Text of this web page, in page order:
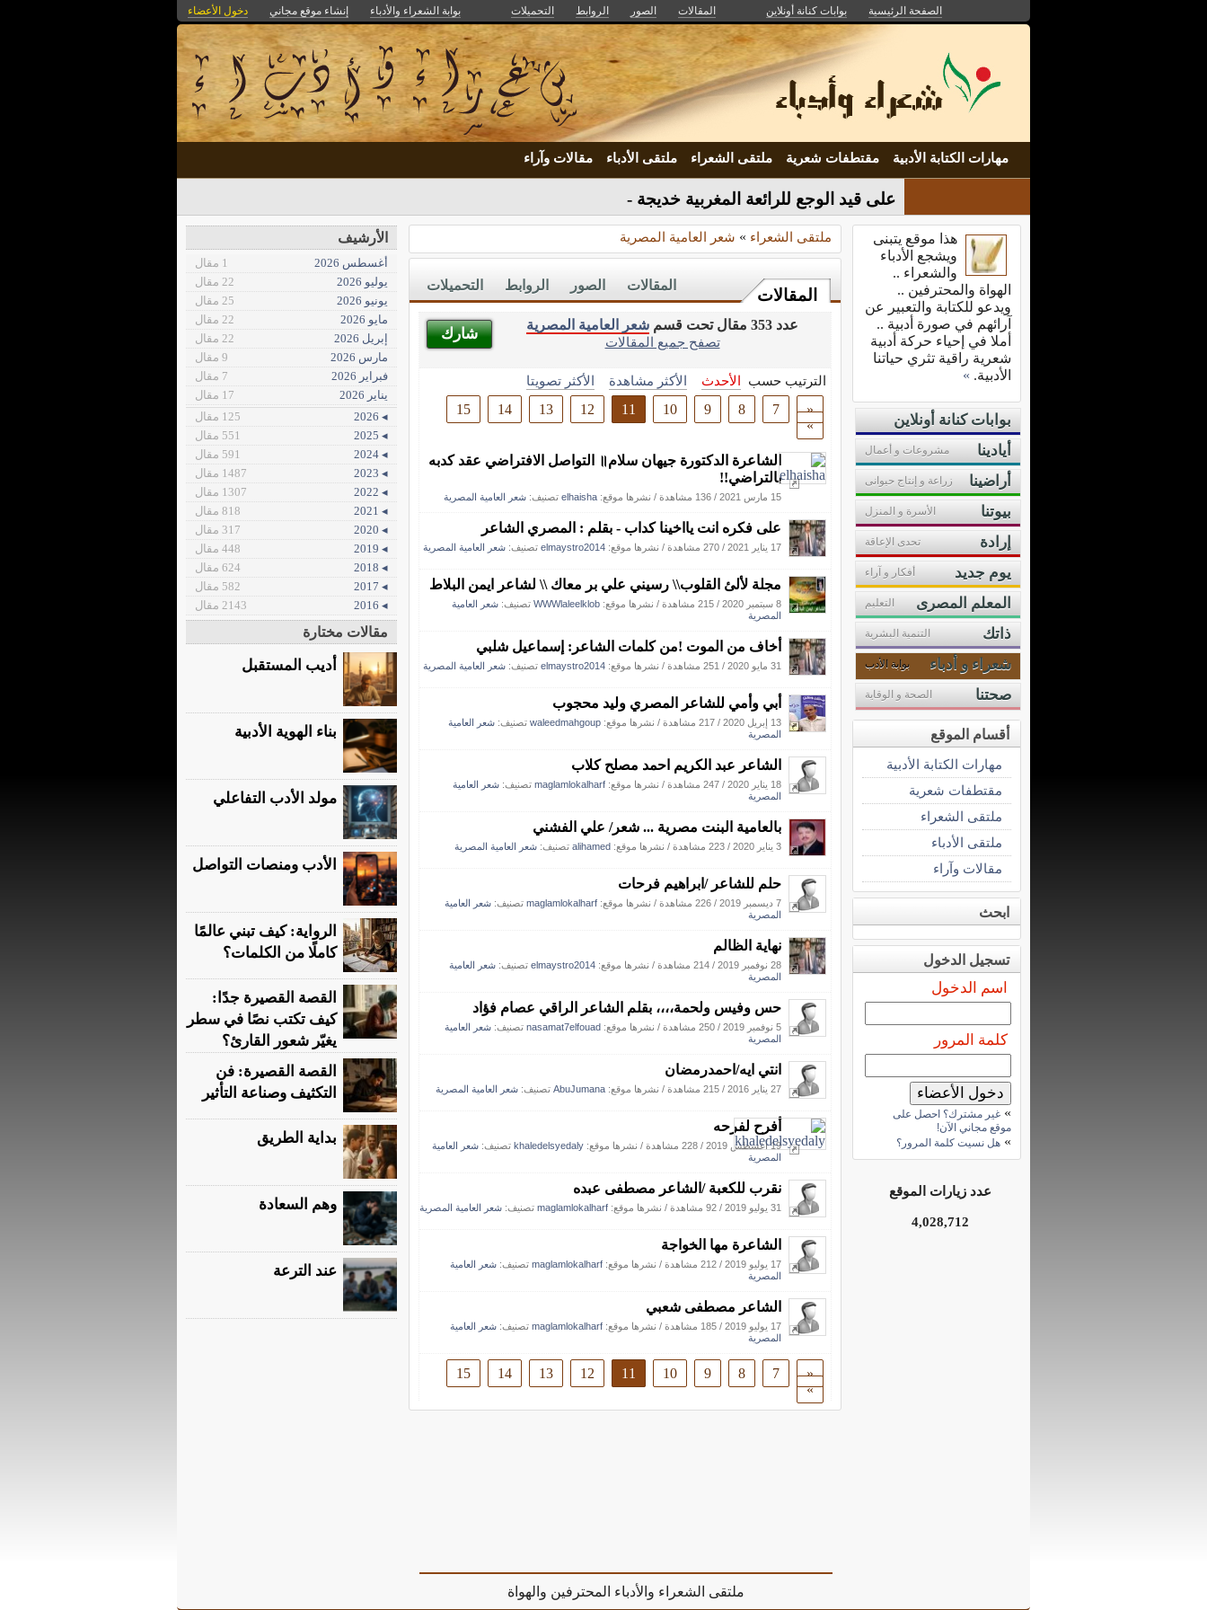
الصفحة الرئيسية بوابات كنانة أونلاين المقالات الصور الروابط التحميلات بوابة الشعراء والأدباء إنشاء موقع مجاني دخول الأعضاء
مهارات الكتابة الأدبية مقتطفات شعرية ملتقى الشعراء ملتقى الأدباء مقالات وآراء
على قيد الوجع للرائعة المغربية خديجة بلغنامي
ملتقى الشعراء » شعر العامية المصرية
المقالات
التحميلات الروابط الصور المقالات
شارك
عدد 353 مقال تحت قسم
شعر العامية المصرية
تصفح جميع المقالات
الترتيب حسب الأحدث الأكثر مشاهدة
الأكثر تصويتا
«
7
8
9
10
11
12
13
14
15
»
الشاعرة الدكتورة جيهان سلام॥ التواصل الافتراضي عقد كدبه
بالتراضي!!
15 مارس 2021 / 136 مشاهدة / نشرها موقع: elhaisha تصنيف: شعر العامية المصرية
على فكره انت يااخينا كداب - بقلم : المصري الشاعر
17 يناير 2021 / 270 مشاهدة / نشرها موقع: elmaystro2014 تصنيف: شعر العامية المصرية
مجلة لألئ القلوب\\ رسيني علي بر معاك \\ لشاعر ايمن البلاط
8 سبتمبر 2020 / 215 مشاهدة / نشرها موقع: WWWlaleelklob تصنيف: شعر العامية
المصرية
أخاف من الموت !من كلمات الشاعر: إسماعيل شلبي
31 مايو 2020 / 251 مشاهدة / نشرها موقع: elmaystro2014 تصنيف: شعر العامية المصرية
أبي وأمي للشاعر المصري وليد محجوب
13 إبريل 2020 / 217 مشاهدة / نشرها موقع: waleedmahgoup تصنيف: شعر العامية
المصرية
الشاعر عبد الكريم احمد مصلح كلاب
18 يناير 2020 / 247 مشاهدة / نشرها موقع: maglamlokalharf تصنيف: شعر العامية
المصرية
بالعامية البنت مصرية ... شعر/ علي الفشني
3 يناير 2020 / 223 مشاهدة / نشرها موقع: alihamed تصنيف: شعر العامية المصرية
حلم للشاعر /ابراهيم فرحات
7 ديسمبر 2019 / 226 مشاهدة / نشرها موقع: maglamlokalharf تصنيف: شعر العامية
المصرية
نهاية الظالم
28 نوفمبر 2019 / 214 مشاهدة / نشرها موقع: elmaystro2014 تصنيف: شعر العامية
المصرية
حس وفيس ولحمة،،،، بقلم الشاعر الراقي عصام فؤاد
5 نوفمبر 2019 / 250 مشاهدة / نشرها موقع: nasamat7elfouad تصنيف: شعر العامية
المصرية
انتي ايه/احمدرمضان
27 يناير 2016 / 215 مشاهدة / نشرها موقع: AbuJumana تصنيف: شعر العامية المصرية
أفرح لفرحه
19 أغسطس 2019 / 228 مشاهدة / نشرها موقع: khaledelsyedaly تصنيف: شعر العامية
المصرية
نقرب للكعبة /الشاعر مصطفى عبده
31 يوليو 2019 / 92 مشاهدة / نشرها موقع: maglamlokalharf تصنيف: شعر العامية المصرية
الشاعرة مها الخواجة
17 يوليو 2019 / 212 مشاهدة / نشرها موقع: maglamlokalharf تصنيف: شعر العامية
المصرية
الشاعر مصطفى شعبي
17 يوليو 2019 / 185 مشاهدة / نشرها موقع: maglamlokalharf تصنيف: شعر العامية
المصرية
«
7
8
9
10
11
12
13
14
15
»
هذا موقع يتبنى
ويشجع الأدباء
والشعراء ..
الهواة والمحترفين ..
ويدعو للكتابة والتعبير عن
آرائهم في صورة أدبية ..
أملا في إحياء حركة أدبية
شعرية راقية تثري حياتنا
الأدبية. »
بوابات كنانة أونلاين
أيادينا
مشروعات و أعمال
أراضينا زراعة و إنتاج حيوانى
بيوتنا الأسرة و المنزل
إرادة تحدى الإعاقة
يوم جديد أفكار و آراء
المعلم المصرى التعليم
ذاتك التنمية البشرية
شعراء و أدباء بوابة الأدب
صحتنا الصحة و الوقاية
أقسام الموقع
مهارات الكتابة الأدبية
مقتطفات شعرية
ملتقى الشعراء
ملتقى الأدباء
مقالات وآراء
ابحث
تسجيل الدخول
اسم الدخول
كلمة المرور
» غير مشترك؟ احصل على
موقع مجاني الآن!
» هل نسيت كلمة المرور؟
عدد زيارات الموقع
4,028,712
الأرشيف
أغسطس 2026
1 مقال
يوليو 2026
22 مقال
يونيو 2026
25 مقال
مايو 2026
22 مقال
إبريل 2026
22 مقال
مارس 2026
9 مقال
فبراير 2026
7 مقال
يناير 2026
17 مقال
◂ 2026
125 مقال
◂ 2025
551 مقال
◂ 2024
591 مقال
◂ 2023
1487 مقال
◂ 2022
1307 مقال
◂ 2021
818 مقال
◂ 2020
317 مقال
◂ 2019
448 مقال
◂ 2018
624 مقال
◂ 2017
582 مقال
◂ 2016
2143 مقال
مقالات مختارة
أديب المستقبل
بناء الهوية الأدبية
مولد الأدب التفاعلي
الأدب ومنصات التواصل
الرواية: كيف تبني عالمًا
كاملًا من الكلمات؟
القصة القصيرة جدًا:
كيف تكتب نصًا في سطر
يغيّر شعور القارئ؟
القصة القصيرة: فن
التكثيف وصناعة التأثير
بداية الطريق
وهم السعادة
عند الترعة
ملتقى الشعراء والأدباء المحترفين والهواة